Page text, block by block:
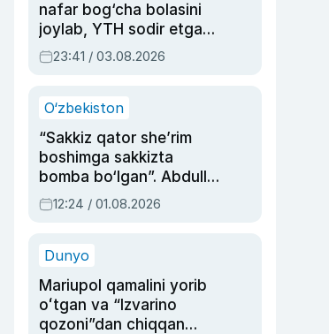
nafar bog‘cha bolasini
joylab, YTH sodir etgan
ayolga sud hukmi o‘qildi
23:41 / 03.08.2026
O‘zbekiston
“Sakkiz qator she’rim
boshimga sakkizta
bomba bo‘lgan”. Abdulla
Oripovni siyosiy
ayblovlardan asrab
12:24 / 01.08.2026
Dunyo
Mariupol qamalini yorib
oʻtgan va “Izvarino
qozoni”dan chiqqan